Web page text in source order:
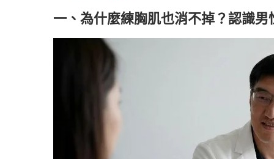
一、為什麼練胸肌也消不掉？認識男